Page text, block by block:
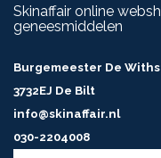
Skinaffair online
geneesmiddelen
Burgemeester De
3732EJ De Bilt
info@skinaffair.nl
030-2204008